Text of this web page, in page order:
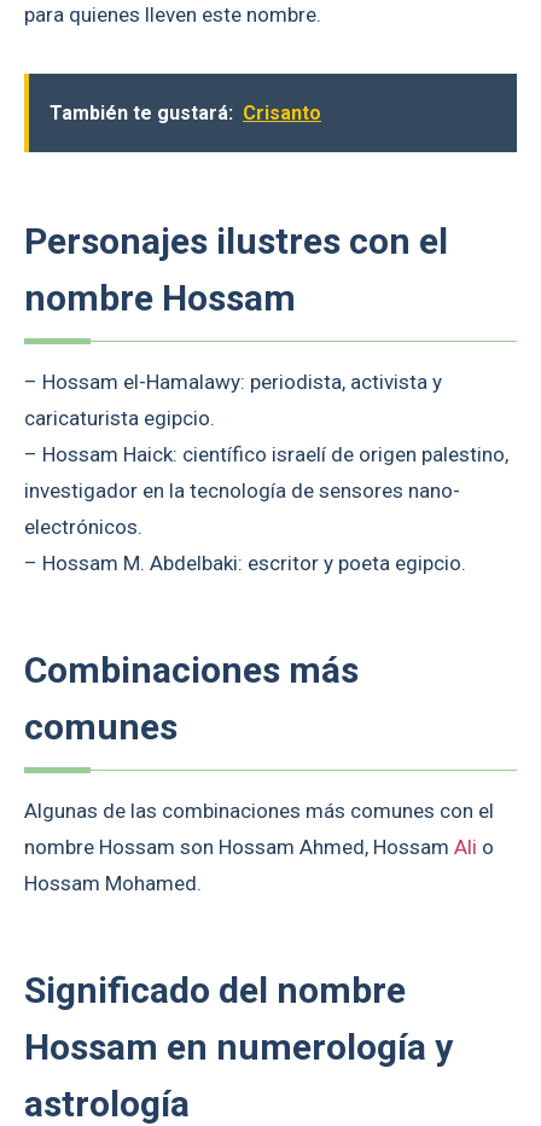
para quienes lleven este nombre.
También te gustará: Crisanto
Personajes ilustres con el
nombre Hossam
– Hossam el-Hamalawy: periodista, activista y
caricaturista egipcio.
– Hossam Haick: científico israelí de origen palestino,
investigador en la tecnología de sensores nano-
electrónicos.
– Hossam M. Abdelbaki: escritor y poeta egipcio.
Combinaciones más
comunes
Algunas de las combinaciones más comunes con el
nombre Hossam son Hossam Ahmed, Hossam Ali o
Hossam Mohamed.
Significado del nombre
Hossam en numerología y
astrología